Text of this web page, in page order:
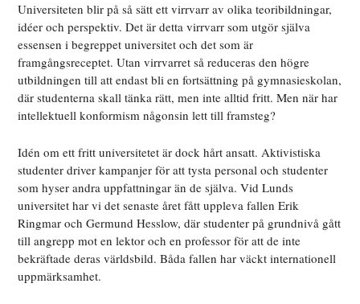
Universiteten blir på så sätt ett virrvarr av olika teoribildningar,
idéer och perspektiv. Det är detta virrvarr som utgör själva
essensen i begreppet universitet och det som är
framgångsreceptet. Utan virrvarret så reduceras den högre
utbildningen till att endast bli en fortsättning på gymnasieskolan,
där studenterna skall tänka rätt, men inte alltid fritt. Men när har
intellektuell konformism någonsin lett till framsteg?
Idén om ett fritt universitetet är dock hårt ansatt. Aktivistiska
studenter driver kampanjer för att tysta personal och studenter
som hyser andra uppfattningar än de själva. Vid Lunds
universitet har vi det senaste året fått uppleva fallen Erik
Ringmar och Germund Hesslow, där studenter på grundnivå gått
till angrepp mot en lektor och en professor för att de inte
bekräftade deras världsbild. Båda fallen har väckt internationell
uppmärksamhet.